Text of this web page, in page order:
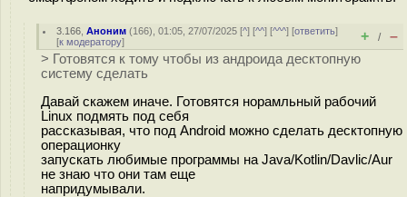
3.166 ,Аноним (166), 01:05, 27/07/2025 [^] [^^] [^^^] [ответить]
[к модератору] + / –
> Готовятся к тому чтобы из андроида десктопную
систему сделать
Давай скажем иначе. Готовятся норамльный рабочий
Linux подмять под себя
рассказывая, что под Android можно сделать десктопную
операционку
запускать любимые программы на Java/Kotlin/Davlic/Aur
не знаю что они там еще
напридумывали.